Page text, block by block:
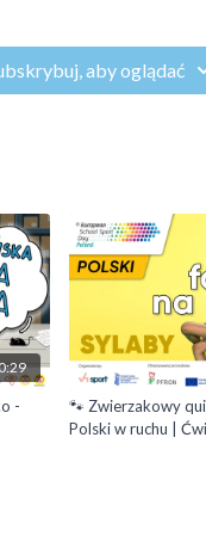
po angielsku? A kto
aby oglądać
-
🐾 Zwierzakowy